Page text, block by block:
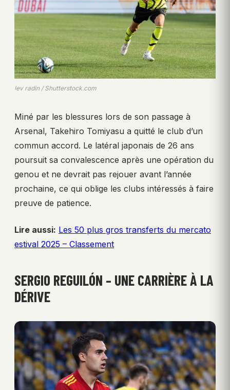
lev radin / Shutterstock.com
Miné par les blessures lors de son passage à
Arsenal, Takehiro Tomiyasu a quitté le club d’un
commun accord. Le latéral japonais de 26 ans
poursuit sa convalescence après une opération du
genou et ne devrait pas rejouer avant l’année
prochaine, ce qui oblige les clubs intéressés à faire
preuve de patience.
Lire aussi: Les 50 plus gros transferts du mercato
estival 2025 – Classement
SERGIO REGUILÓN – UNE CARRIÈRE À LA
DÉRIVE